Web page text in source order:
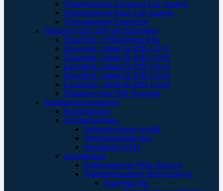
Übungspuppen Advanced Life Support
Übungspuppen Basic Life Support
Übungspuppen Feuerwehr
Füllungen nach DIN und Einzelteile
Einzelteile / Füllsortiment Kita
Einzelteile / Inhalt für DIN 13157
Einzelteile / Inhalt für DIN 13169
Einzelteile / Inhalt für DIN 14142
Einzelteile / Inhalt für DIN 13164
Einzelteile / Inhalt für DIN 13160
Füllungen nach DIN Komplett
Sanitätsraumausstattung
Krankentragen
Verbandschränke
Verbandschränke gefüllt
Verbandschränke leer
Wandkästen AED
Sportmedizin
Kältekompresse Mehr-/Einweg
Wärmebehandlung Mehr-/Einweg
Wärmflaschen